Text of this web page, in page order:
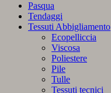
Pasqua
Tendaggi
Tessuti Abbigliamento
Ecopelliccia
Viscosa
Poliestere
Pile
Tulle
Tessuti tecnici